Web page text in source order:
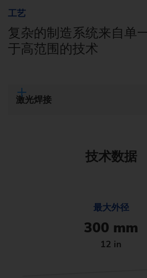
工艺
复杂的制造系统来自单
于高范围的技术
激光焊接
技术数据
最大外径
300 mm
12 in